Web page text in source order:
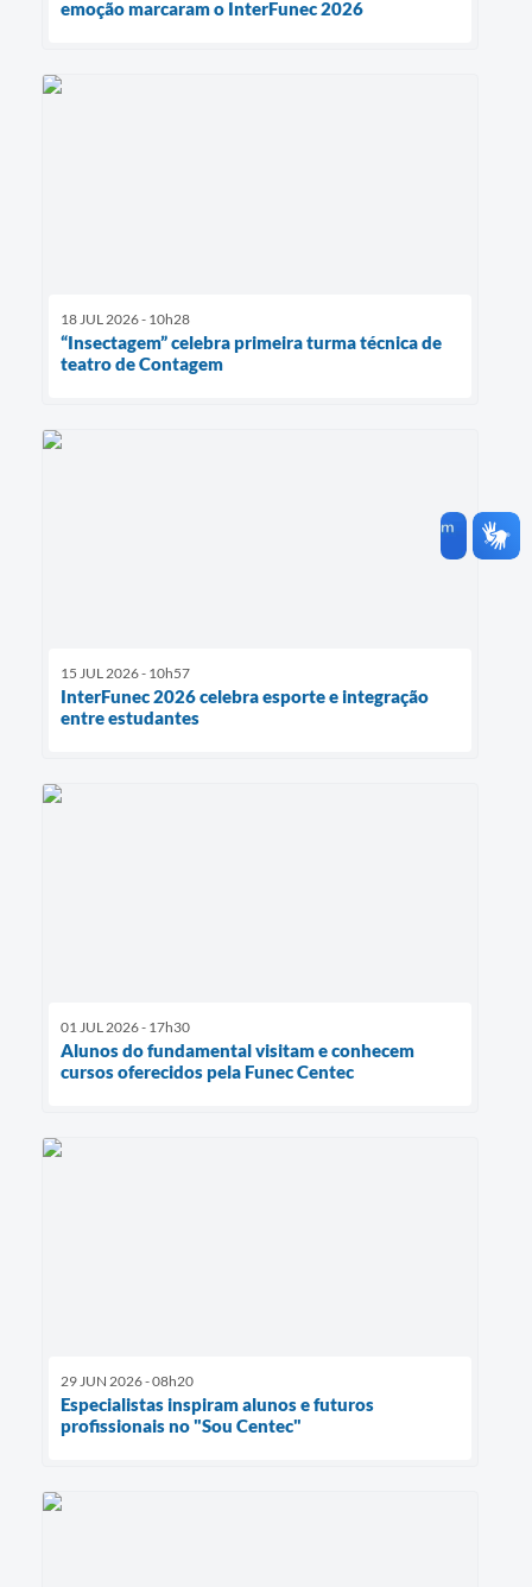
emoção marcaram o InterFunec 2026
18 JUL 2026 - 10h28
“Insectagem” celebra primeira turma técnica de
teatro de Contagem
15 JUL 2026 - 10h57
InterFunec 2026 celebra esporte e integração
entre estudantes
01 JUL 2026 - 17h30
Alunos do fundamental visitam e conhecem
cursos oferecidos pela Funec Centec
29 JUN 2026 - 08h20
Especialistas inspiram alunos e futuros
profissionais no "Sou Centec"